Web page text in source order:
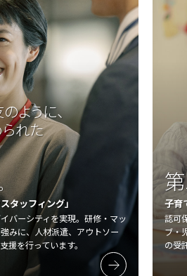
ように、
れた
タッフィング」
バーシティを実現。研修・マッ
みに、人材派遣、アウトソー
援を行っています。
子育
認可
ブ・
の受